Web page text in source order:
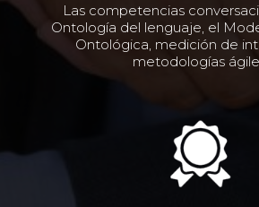
Las competencias
Ontología del lenguaje, el
Ontológica, medición de
metodologías